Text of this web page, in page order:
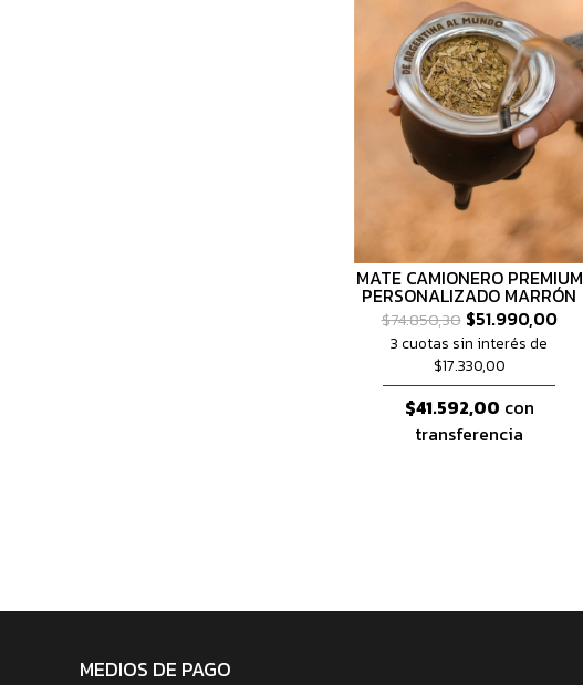
MATE CAMIONERO PREMIUM
PERSONALIZADO MARRÓN
$74.850,30$51.990,00
3 cuotas sin interés de
$17.330,00
$41.592,00 con
transferencia
MEDIOS DE PAGO